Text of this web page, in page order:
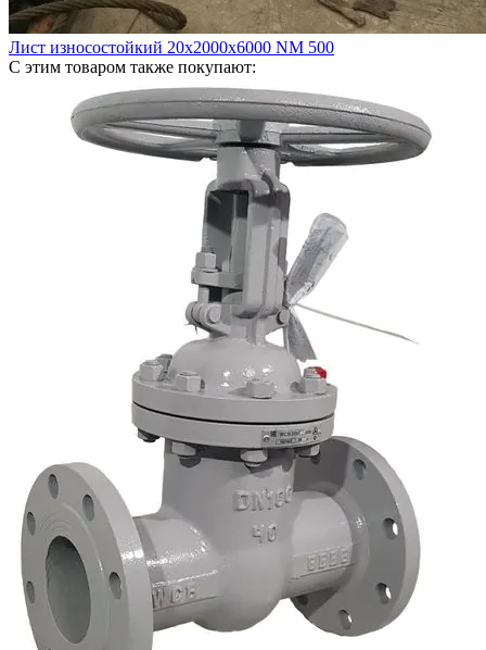
Лист износостойкий 20х2000х6000 NM 500
С этим товаром также покупают: